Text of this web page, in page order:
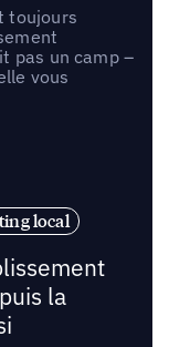
toujours
pas un camp –
vous
local
la